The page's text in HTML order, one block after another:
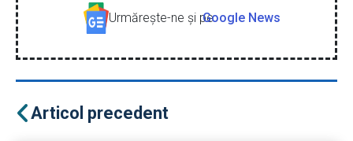
Urmăreşte-ne şi peGoogle News
Articol precedent